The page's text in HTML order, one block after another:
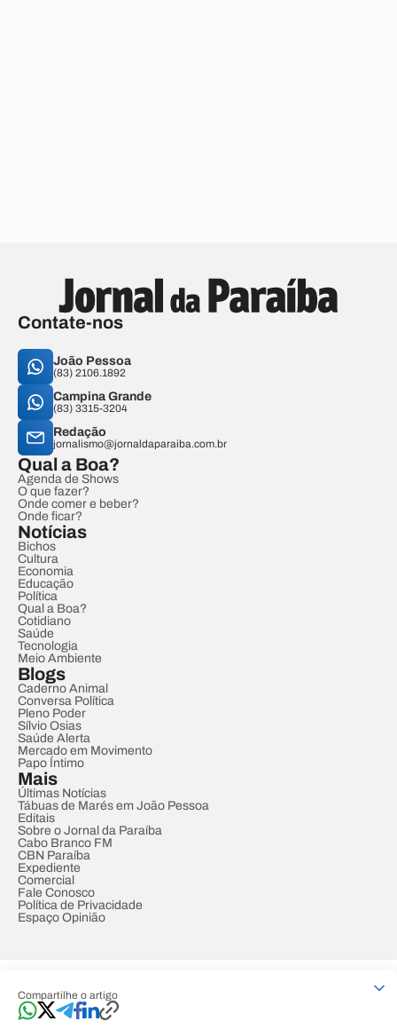
Compartilhe o artigo
Contate-nos
João Pessoa
(83) 2106.1892
Campina Grande
(83) 3315-3204
Redação
jornalismo@jornaldaparaiba.com.br
Qual a Boa?
Agenda de Shows
O que fazer?
Onde comer e beber?
Onde ficar?
Notícias
Bichos
Cultura
Economia
Educação
Política
Qual a Boa?
Cotidiano
Saúde
Tecnologia
Meio Ambiente
Blogs
Caderno Animal
Conversa Política
Pleno Poder
Sílvio Osias
Saúde Alerta
Mercado em Movimento
Papo Íntimo
Mais
Últimas Notícias
Tábuas de Marés em João Pessoa
Editais
Sobre o Jornal da Paraíba
Cabo Branco FM
CBN Paraíba
Expediente
Comercial
Fale Conosco
Política de Privacidade
Espaço Opinião
Developed by Designed by